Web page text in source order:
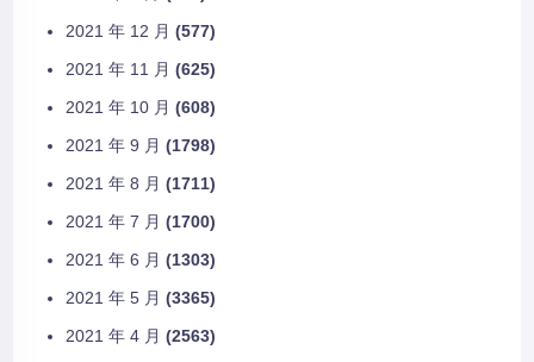
2021 年 12 月 (577)
2021 年 11 月 (625)
2021 年 10 月 (608)
2021 年 9 月 (1798)
2021 年 8 月 (1711)
2021 年 7 月 (1700)
2021 年 6 月 (1303)
2021 年 5 月 (3365)
2021 年 4 月 (2563)